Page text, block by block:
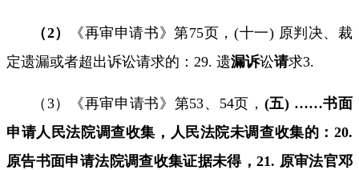
（2） 《再审申请书》第75页， (十一) 原判决、裁
定遗漏或者超出诉讼请求的： 29. 遗漏诉讼请求3.
（ 3）《再审申请书》第53、 54页， (五) ……书面
申请人民法院调查收集，人民法院未调查收集的： 20.
原告书面申请法院调查收集证据未得，21. 原审法官邓